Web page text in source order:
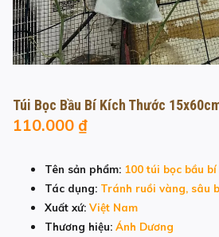
Túi Bọc Bầu Bí Kích Thước
110.000 ₫
Tên sản phẩm: 100 túi bọc bầu
Tác dụng: Tránh ruồi vàng, sâu
Xuất xứ: Việt Nam
Thương hiệu: Ánh Dương